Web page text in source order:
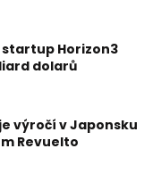
Horizon3
dolarů
výročí v Japonsku
Revuelto